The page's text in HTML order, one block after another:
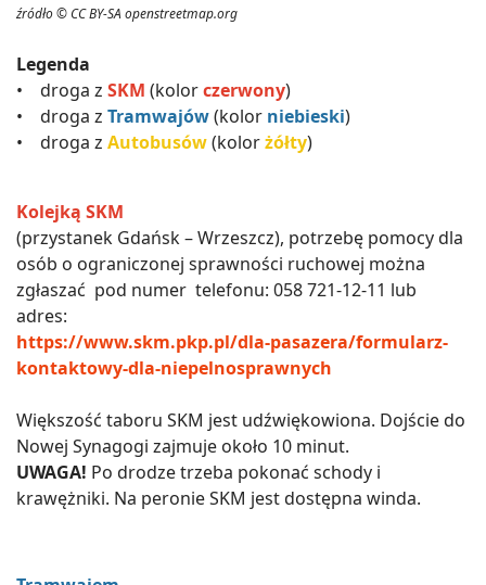
źródło © CC BY-SA openstreetmap.org
Legenda
• droga z SKM (kolorczerwony)
• droga z Tramwajów(kolor niebieski)
• droga z Autobusów(kolorżółty)
Kolejką SKM
(przystanek Gdańsk – Wrzeszcz), potrzebę pomocy dla
osób o ograniczonej sprawności ruchowej można
zgłaszać pod numer telefonu: 058 721-12-11 lub
adres:
https://www.skm.pkp.pl/dla-pasazera/formularz-
kontaktowy-dla-niepelnosprawnych
Większość taboru SKM jest udźwiękowiona. Dojście do
Nowej Synagogi zajmuje około 10 minut.
UWAGA! Po drodze trzeba pokonać schody i
krawężniki. Na peronie SKM jest dostępna winda.